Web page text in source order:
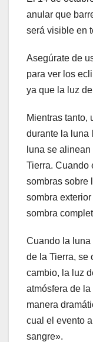
anular que
será visible en
Asegúrate de
para ver los
ya que la luz
Mientras tanto,
durante la luna
luna se
Tierra. Cuando
sombras sobre
sombra
sombra
Cuando la luna
de la Tierra, se
cambio, la luz
atmósfera de
manera
cual el evento
sangre».